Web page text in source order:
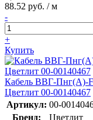
88.52 руб. / м
-
+
Купить
Кабель ВВГ-Пнг(А)-
Цветлит 00-00140467
Артикул: 00-
Бренд:
Цветлит